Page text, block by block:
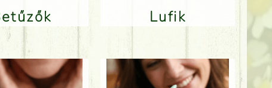
Betűzők Lufik